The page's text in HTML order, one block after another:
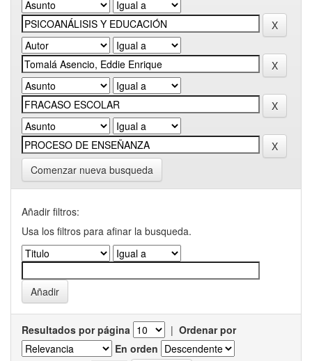
Comenzar nueva busqueda
Añadir filtros:
Usa los filtros para afinar la busqueda.
Resultados por página | Ordenar por
En orden